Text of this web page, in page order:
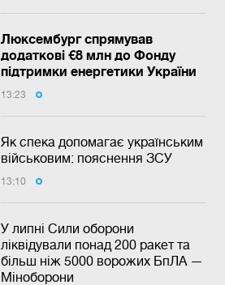
Люксембург спрямував
додаткові €8 млн до Фонду
підтримки енергетики України
13:23
Як спека допомагає українським
військовим: пояснення ЗСУ
13:10
У липні Сили оборони
ліквідували понад 200 ракет та
більш ніж 5000 ворожих БпЛА —
Міноборони